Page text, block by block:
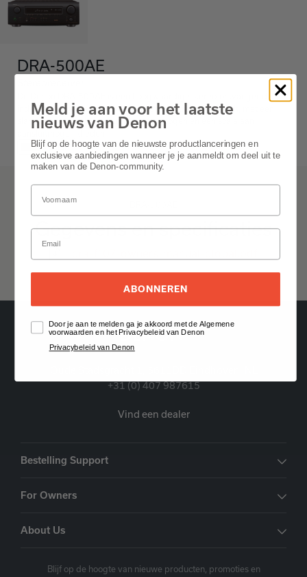
DRA-500AE
indrukwekkende audio-prestaties en veelzijdigheid biedt, met een
slank ontwerp, robuuste uitgangsvermogen en een scala aan
Black
Gegevens en specificaties
+31 (0) 407 987615
Vind een dealer
Bestelling Support
For Owners
About Us
Blijf op de hoogte van nieuwe producten, promoties en
Meld je aan voor het laatste
nieuws van Denon
Blijf op de hoogte van de nieuwste productlanceringen en
exclusieve aanbiedingen wanneer je je aanmeldt om deel uit te
maken van de Denon-community.
ABONNEREN
Door je aan te melden ga je akkoord met de Algemene
voorwaarden en het Privacybeleid van Denon
Privacybeleid van Denon